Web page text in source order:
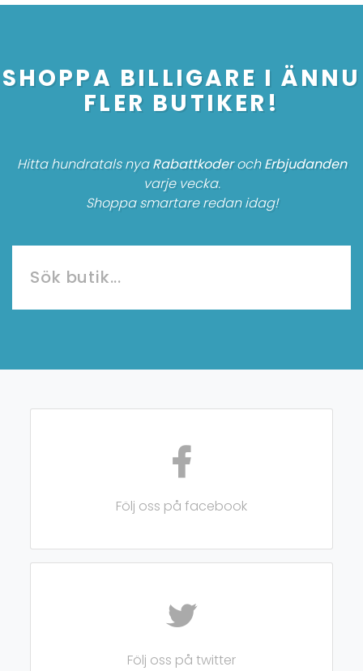
SHOPPA BILLIGARE I ÄNNU
FLER BUTIKER!
Hitta hundratals nyaRabattkoderochErbjudanden
varje vecka.
Shoppa smartare redan idag!
Följ oss på facebook
Följ oss på twitter